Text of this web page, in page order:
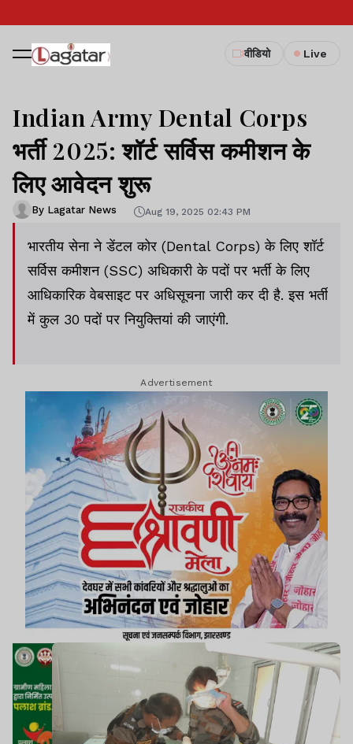
वीडियो Live
Indian Army Dental Corps
भर्ती 2025: शॉर्ट सर्विस कमीशन के
लिए आवेदन शुरू
By Lagatar News Aug 19, 2025 02:43 PM
भारतीय सेना ने डेंटल कोर (Dental Corps) के लिए शॉर्ट
सर्विस कमीशन (SSC) अधिकारी के पदों पर भर्ती के लिए
आधिकारिक वेबसाइट पर अधिसूचना जारी कर दी है. इस भर्ती
में कुल 30 पदों पर नियुक्तियां की जाएंगी.
Advertisement